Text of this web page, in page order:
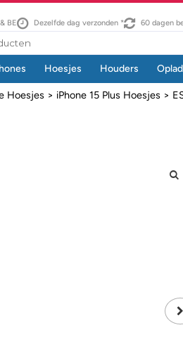
BE Dezelfde dag verzonden * 60 dagen
Hoesjes Houders
Hoesjes > iPhone 15 Plus Hoesjes >